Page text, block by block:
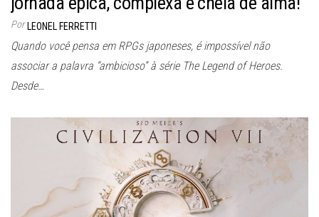
Por LEONEL FERRETTI
Quando você pensa em RPGs japoneses, é impossível não
associar a palavra “ambicioso” à série The Legend of Heroes.
Desde…